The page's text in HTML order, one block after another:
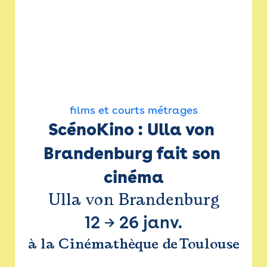
films et courts métrages
ScénoKino : Ulla von
Brandenburg fait son
cinéma
Ulla von Brandenburg
12 → 26 janv.
à la Cinémathèque de Toulouse